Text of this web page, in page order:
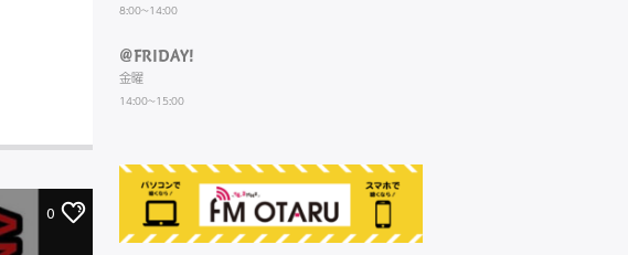
0
8:00~14:00
@FRIDAY!
金曜
14:00~15:00